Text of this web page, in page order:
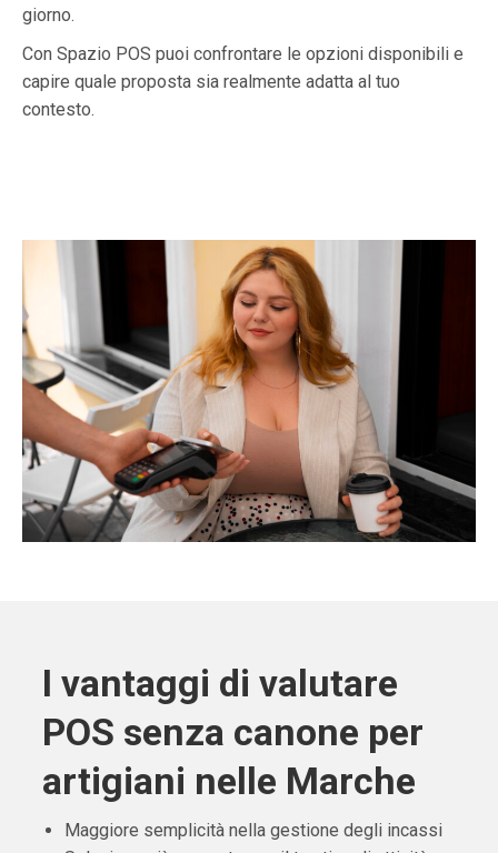
giorno.
Con Spazio POS puoi confrontare le opzioni disponibili e
capire quale proposta sia realmente adatta al tuo
contesto.
I vantaggi di valutare
POS senza canone per
artigiani nelle Marche
Maggiore semplicità nella gestione degli incassi